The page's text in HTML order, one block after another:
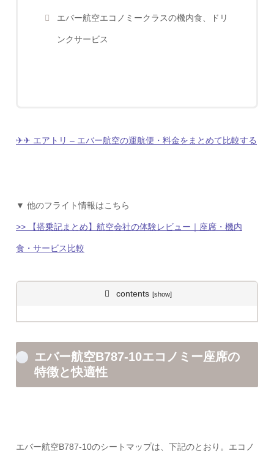
エバー航空エコノミークラスの機内食、ドリ
ンクサービス
✈︎✈︎ エアトリ – エバー航空の運航便・料金をまとめて比較する
▼ 他のフライト情報はこちら
>> 【搭乗記まとめ】航空会社の体験レビュー｜座席・機内
食・サービス比較
contents
エバー航空B787-10エコノミー座席の
特徴と快適性
エバー航空B787-10のシートマップは、下記のとおり。エコノ